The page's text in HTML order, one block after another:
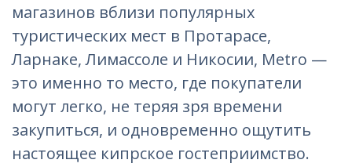
магазинов вблизи популярных
туристических мест в Протарасе,
Ларнаке, Лимассоле и Никосии, Metro —
это именно то место, где покупатели
могут легко, не теряя зря времени
закупиться, и одновременно ощутить
настоящее кипрское гостеприимство.